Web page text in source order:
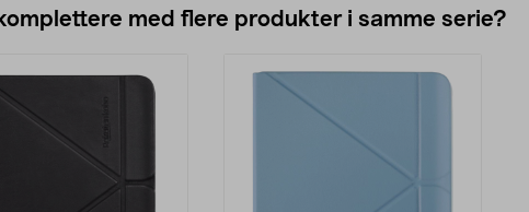
med flere produkter i samme serie?